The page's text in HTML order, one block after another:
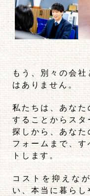
もう、別々の会
はありません。
私たちは、あなた
することからスタ
探しから、あな
フォームまで、
トします。
コストを抑えな
い、 本当に暮ら